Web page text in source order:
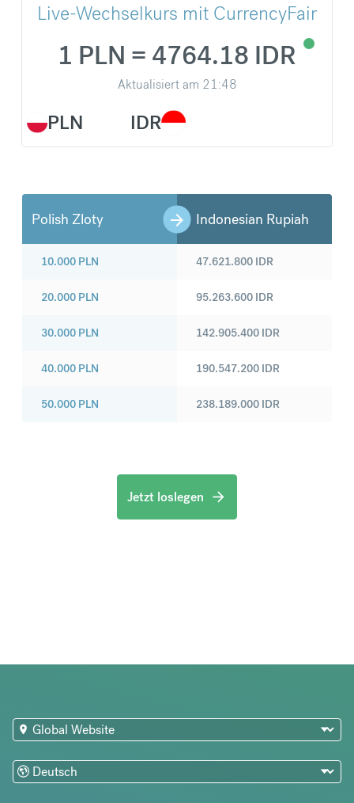
Live-Wechselkurs mit CurrencyFair
PLN
1 PLN = 4764.18 IDR
Aktualisiert am 21:48
IDR
Polish Zloty Indonesian Rupiah
10.000 PLN
20.000 PLN
30.000 PLN
40.000 PLN
50.000 PLN
47.621.800 IDR
95.263.600 IDR
142.905.400 IDR
190.547.200 IDR
238.189.000 IDR
Jetzt loslegen